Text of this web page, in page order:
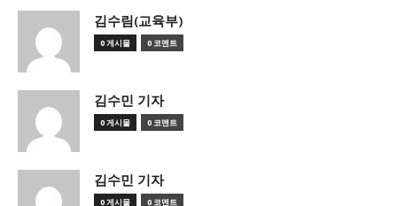
김수림(교육부)
0 게시물 0 코멘트
김수민 기자
0 게시물 0 코멘트
김수민 기자
0 게시물 0 코멘트